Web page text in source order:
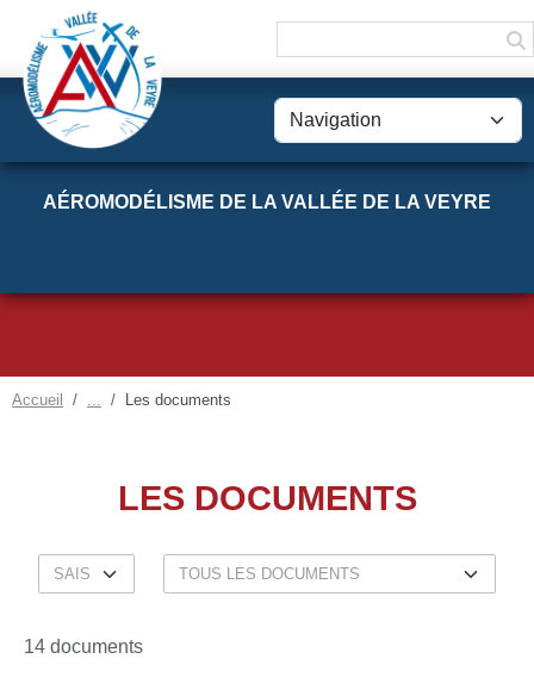
AÉROMODÉLISME DE LA VALLÉE DE LA VEYRE
Accueil Les documents
LES DOCUMENTS
14 documents
Panneau de gestion des cookies